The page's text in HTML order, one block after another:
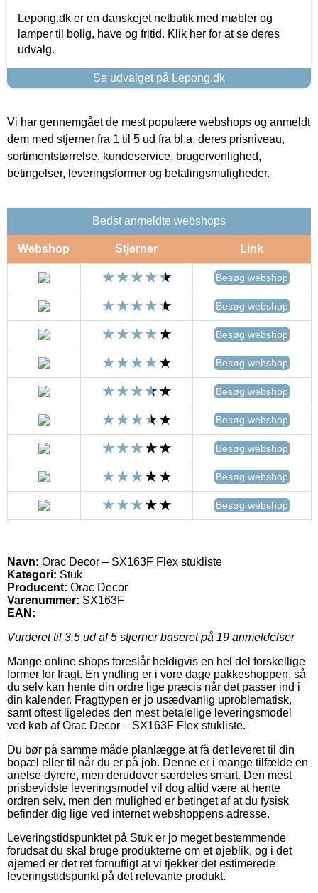
Lepong.dk er en danskejet netbutik med møbler og
lamper til bolig, have og fritid. Klik her for at se deres
udvalg.
Se udvalget på Lepong.dk
Vi har gennemgået de mest populære webshops og anmeldt
dem med stjerner fra 1 til 5 ud fra bl.a. deres prisniveau,
sortimentstørrelse, kundeservice, brugervenlighed,
betingelser, leveringsformer og betalingsmuligheder.
Bedst anmeldte webshops
Webshop Stjerner Link
Besøg webshop
Besøg webshop
Besøg webshop
Besøg webshop
Besøg webshop
Besøg webshop
Besøg webshop
Besøg webshop
Besøg webshop
Navn: Orac Decor – SX163F Flex stukliste
Kategori: Stuk
Producent: Orac Decor
Varenummer: SX163F
EAN:
Vurderet til 3.5 ud af 5 stjerner baseret på 19 anmeldelser
Mange online shops foreslår heldigvis en hel del forskellige
former for fragt. En yndling er i vore dage pakkeshoppen, så
du selv kan hente din ordre lige præcis når det passer ind i
din kalender. Fragttypen er jo usædvanlig uproblematisk,
samt oftest ligeledes den mest betalelige leveringsmodel
ved køb af Orac Decor – SX163F Flex stukliste.
Du bør på samme måde planlægge at få det leveret til din
bopæl eller til når du er på job. Denne er i mange tilfælde en
anelse dyrere, men derudover særdeles smart. Den mest
prisbevidste leveringsmodel vil dog altid være at hente
ordren selv, men den mulighed er betinget af at du fysisk
befinder dig lige ved internet webshoppens adresse.
Leveringstidspunktet på Stuk er jo meget bestemmende
forudsat du skal bruge produkterne om et øjeblik, og i det
øjemed er det ret fornuftigt at vi tjekker det estimerede
leveringstidspunkt på det relevante produkt.